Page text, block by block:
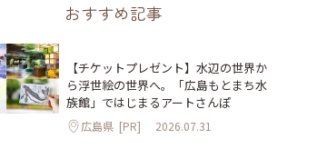
おすすめ記事
【チケットプレゼント】水辺の世界か
ら浮世絵の世界へ。「広島もとまち水
族館」ではじまるアートさんぽ
広島県 [PR] 2026.07.31